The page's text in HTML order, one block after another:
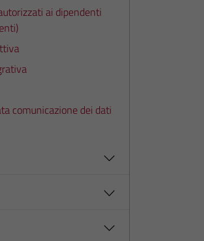
ai dipendenti
comunicazione dei dati